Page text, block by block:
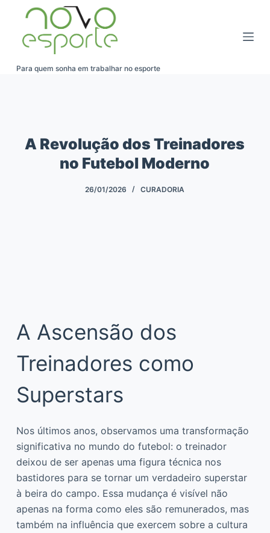
Para quem sonha em trabalhar no esporte
A Revolução dos Treinadores
no Futebol Moderno
26/01/2026 CURADORIA
A Ascensão dos
Treinadores como
Superstars
Nos últimos anos, observamos uma transformação
significativa no mundo do futebol: o treinador
deixou de ser apenas uma figura técnica nos
bastidores para se tornar um verdadeiro superstar
à beira do campo. Essa mudança é visível não
apenas na forma como eles são remunerados, mas
também na influência que exercem sobre a cultura